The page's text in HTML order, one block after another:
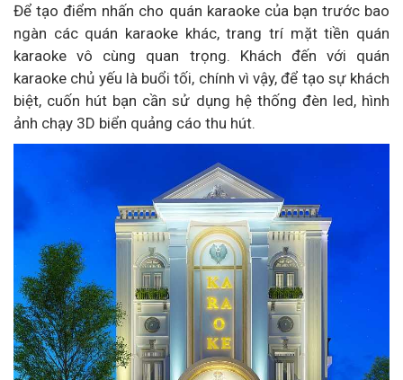
Để tạo điểm nhấn cho quán karaoke của bạn trước bao
ngàn các quán karaoke khác, trang trí mặt tiền quán
karaoke vô cùng quan trọng. Khách đến với quán
karaoke chủ yếu là buổi tối, chính vì vậy, để tạo sự khách
biệt, cuốn hút bạn cần sử dụng hệ thống đèn led, hình
ảnh chạy 3D biển quảng cáo thu hút.